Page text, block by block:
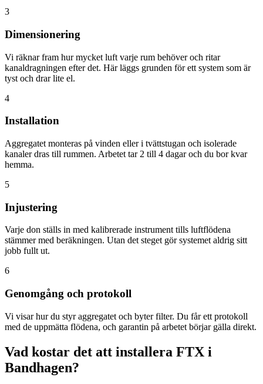
3
Dimensionering
Vi räknar fram hur mycket luft varje rum behöver och ritar
kanaldragningen efter det. Här läggs grunden för ett system som är
tyst och drar lite el.
4
Installation
Aggregatet monteras på vinden eller i tvättstugan och isolerade
kanaler dras till rummen. Arbetet tar 2 till 4 dagar och du bor kvar
hemma.
5
Injustering
Varje don ställs in med kalibrerade instrument tills luftflödena
stämmer med beräkningen. Utan det steget gör systemet aldrig sitt
jobb fullt ut.
6
Genomgång och protokoll
Vi visar hur du styr aggregatet och byter filter. Du får ett protokoll
med de uppmätta flödena, och garantin på arbetet börjar gälla direkt.
Vad kostar det att installera FTX i
Bandhagen?